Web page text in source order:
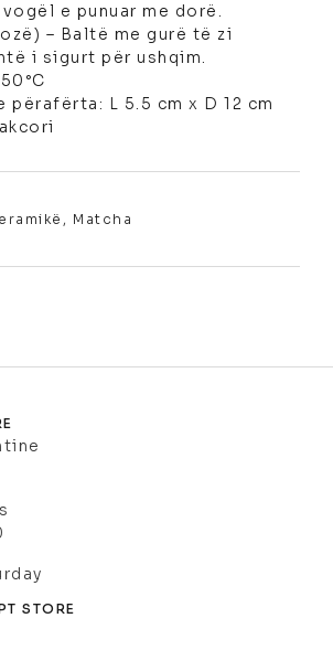
e punuar me dorë.
– Baltë me gurë të zi
i sigurt për ushqim.
përafërta: L 5.5 cm x D 12 cm
, Matcha
STORE